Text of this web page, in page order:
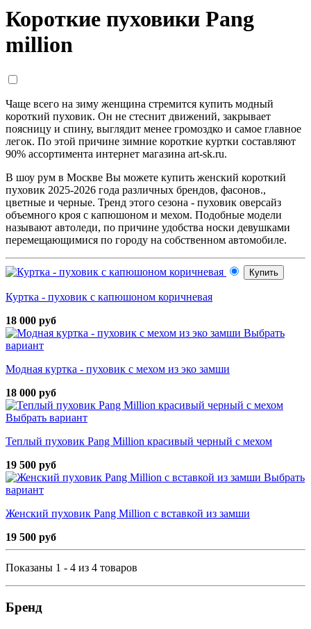
Короткие пуховики Pang
million
Чаще всего на зиму женщина стремится купить модный
короткий пуховик. Он не стеснит движений, закрывает
поясницу и спину, выглядит менее громоздко и самое главное
легок. По этой причине зимние короткие куртки составляют
90% ассортимента интернет магазина art-sk.ru.
В шоу рум в Москве Вы можете купить женский короткий
пуховик 2025-2026 года различных брендов, фасонов.,
цветные и черные. Тренд этого сезона - пуховик оверсайз
объемного кроя с капюшоном и мехом. Подобные модели
называют автоледи, по причине удобства носки девушками
перемещающимися по городу на собственном автомобиле.
Купить
Куртка - пуховик с капюшоном коричневая
18 000 руб
Выбрать
вариант
Модная куртка - пуховик с мехом из эко замши
18 000 руб
Выбрать вариант
Теплый пуховик Pang Million красивый черный с мехом
19 500 руб
Выбрать
вариант
Женский пуховик Pang Million с вставкой из замши
19 500 руб
Показаны 1 - 4 из 4 товаров
Бренд